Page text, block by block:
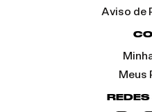
Aviso de
Meus